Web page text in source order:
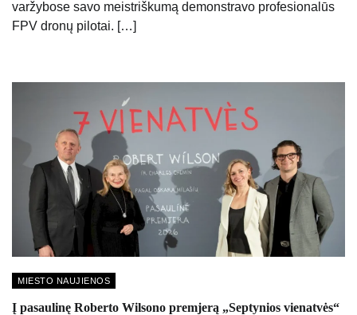
varžybose savo meistriškumą demonstravo profesionalūs
FPV dronų pilotai. […]
MIESTO NAUJIENOS
Į pasaulinę Roberto Wilsono premjerą „Septynios vienatvės“